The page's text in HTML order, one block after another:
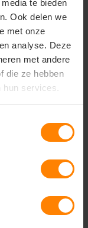
te bieden
Ook delen we
met onze
analyse. Deze
met andere
die ze hebben
services.
kinder
is, bij
die
je graag om
in je leven.